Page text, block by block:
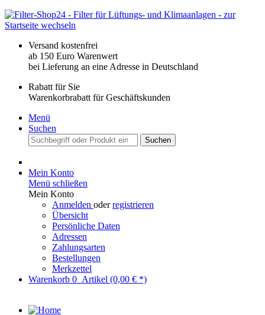
Versand kostenfrei
ab 150 Euro Warenwert
bei Lieferung an eine Adresse in Deutschland
Rabatt für Sie
Warenkorbrabatt für Geschäftskunden
Menü
Suchen
Suchen
Mein Konto
Menü schließen
Mein Konto
Anmelden oderregistrieren
Übersicht
Persönliche Daten
Adressen
Zahlungsarten
Bestellungen
Merkzettel
Warenkorb 0 Artikel (0,00 € *)